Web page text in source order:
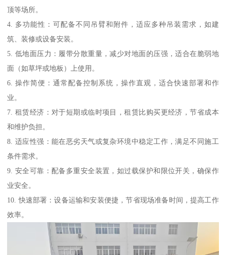
顶等场所。
4. 多功能性：可配备不同吊臂和附件，适应多种吊装需求，如建
筑、装修或设备安装。
5. 低地面压力：履带分散重量，减少对地面的压强，适合在脆弱地
面（如草坪或地板）上使用。
6. 操作简便：通常配备控制系统，操作直观，适合快速部署和作
业。
7. 租赁经济：对于短期或临时项目，租赁比购买更经济，节省成本
和维护负担。
8. 适应性强：能在恶劣天气或复杂环境中稳定工作，满足不同施工
条件需求。
9. 安全可靠：配备多重安全装置，如过载保护和限位开关，确保作
业安全。
10. 快速部署：设备运输和安装便捷，节省现场准备时间，提高工作
效率。